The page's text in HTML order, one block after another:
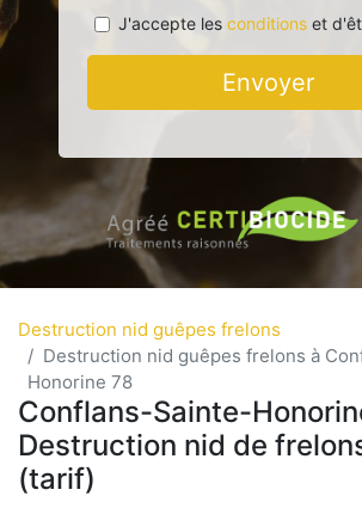
J'accepte les conditionset
Envoyer
Destruction nid guêpes frelons
Destruction nid guêpes frelons à
Honorine 78
Conflans-Sainte-
Destruction nid de
(tarif)